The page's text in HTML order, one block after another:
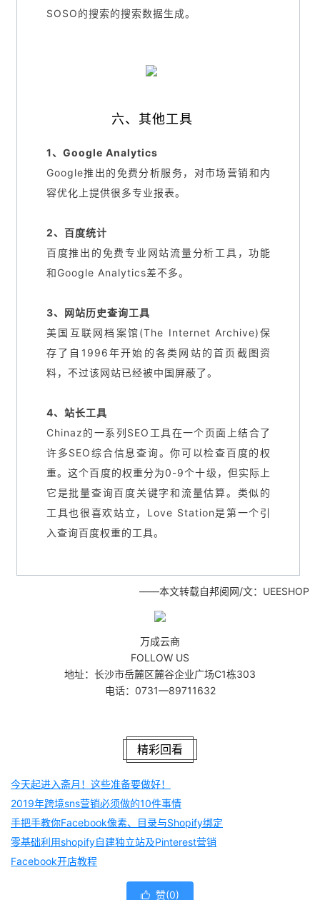
SOSO的搜索的搜索数据生成。
六、其他工具
1、Google Analytics
Google推出的免费分析服务，对市场营销和内
容优化上提供很多专业报表。
2、百度统计
百度推出的免费专业网站流量分析工具，功能
和Google Analytics差不多。
3、网站历史查询工具
美国互联网档案馆(The Internet Archive)保
存了自1996年开始的各类网站的首页截图资
料，不过该网站已经被中国屏蔽了。
4、站长工具
Chinaz的一系列SEO工具在一个页面上结合了
许多SEO综合信息查询。你可以检查百度的权
重。这个百度的权重分为0-9个十级，但实际上
它是批量查询百度关键字和流量估算。类似的
工具也很喜欢站立，Love Station是第一个引
入查询百度权重的工具。
——本文转载自邦阅网/文：UEESHOP
万成云商
FOLLOW US
地址：长沙市岳麓区麓谷企业广场C1栋303
电话：0731—89711632
精彩回看
今天起进入斋月！这些准备要做好！
2019年跨境sns营销必须做的10件事情
手把手教你Facebook像素、目录与Shopify绑定
零基础利用shopify自建独立站及Pinterest营销
Facebook开店教程
 赞(0)